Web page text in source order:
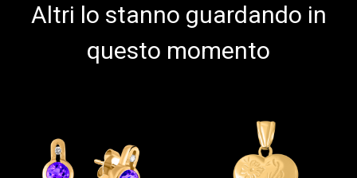
Altri lo stanno guardando in
questo momento